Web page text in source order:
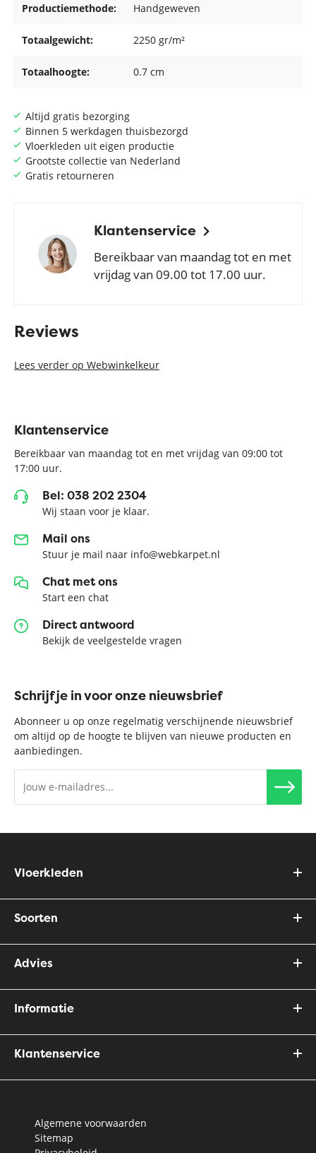
Altijd gratis bezorging
Binnen 5 werkdagen thuisbezorgd
Vloerkleden uit eigen productie
Grootste collectie van Nederland
Gratis retourneren
Klantenservice
Bereikbaar van maandag tot en met
vrijdag van 09.00 tot 17.00 uur.
Productiemethode: Handgeweven
Totaalgewicht: 2250 gr/m²
Totaalhoogte: 0.7 cm
Reviews
Lees verder op Webwinkelkeur
Klantenservice
Bereikbaar van maandag tot en met vrijdag van 09:00 tot
17:00 uur.
Bel: 038 202 2304
Wij staan voor je klaar.
Mail ons
Stuur je mail naar info@webkarpet.nl
Chat met ons
Start een chat
Direct antwoord
Bekijk de veelgestelde vragen
Schrijf je in voor onze nieuwsbrief
Abonneer u op onze regelmatig verschijnende nieuwsbrief
om altijd op de hoogte te blijven van nieuwe producten en
aanbiedingen.
Vloerkleden
Soorten
Advies
Informatie
Klantenservice
Algemene voorwaarden
Sitemap